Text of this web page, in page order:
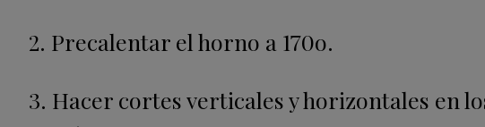
2. Precalentar el horno a 170o.
3. Hacer cortes verticales y horizontales en